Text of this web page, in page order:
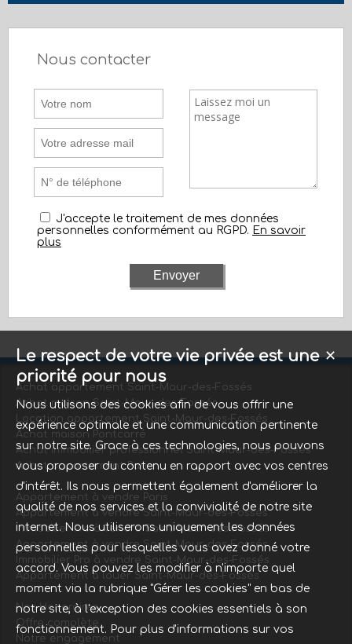
Nous contacter
J'accepte le traitement de mes données
personnelles conformément au RGPD. En savoir
plus
Achat appartement Saint-Maur-des-Fossés
Achat maison Saint-Maur-des-Fossés
Location appartement Saint-Maur-des-Fossés
Achat maison Pontcarré
Achat immobilier professionnel Saint-Maur-des-Fossés
Achat appartement Paris
Appartement à vendre Paris
Appartement à vendre Saint-Maur-des-Fossés
Immobilier Pro à vendre Saint-Maur-des-Fossés
Appartement à vendre Saint-Maur-des-Fossés
Immobilier Pro à vendre Saint-Maur-des-Fossés
Appartement à louer Saint-Maur-des-Fossés
Nos Honoraires
Offre complète
Notre engagement
✕
Le respect de votre vie privée est une
priorité pour nous
Nous utilisons des cookies afin de vous offrir une
expérience optimale et une communication pertinente
sur notre site. Grace à ces technologies, nous pouvons
vous proposer du contenu en rapport avec vos centres
d'intérêt. Ils nous permettent également d'améliorer la
qualité de nos services et la convivialité de notre site
internet. Nous utiliserons uniquement les données
personnelles pour lesquelles vous avez donné votre
accord. Vous pouvez les modifier à n'importe quel
moment via la rubrique "Gérer les cookies" en bas de
notre site, à l'exception des cookies essentiels à son
fonctionnement. Pour plus d'informations sur vos